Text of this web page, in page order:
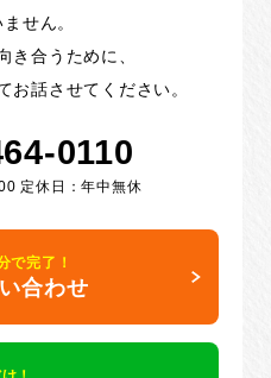
せん。
き合うために、
お話させてください。
0110
定休日：年中無休
で完了！
合わせ